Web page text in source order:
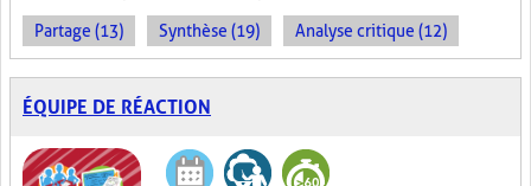
Partage (13) Synthèse (19) Analyse critique (12)
ÉQUIPE DE RÉACTION